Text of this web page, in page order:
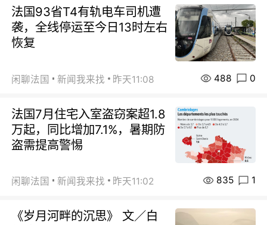
法国93省T4有轨电车司机遭
袭，全线停运至今日13时左右
恢复
闲聊法国 新闻我来找 昨天11:08 488 0
法国7月住宅入室盗窃案超1.8
万起，同比增加7.1%，暑期防
盗需提高警惕
闲聊法国 新闻我来找 昨天11:02 835 1
《岁月河畔的沉思》 文／白